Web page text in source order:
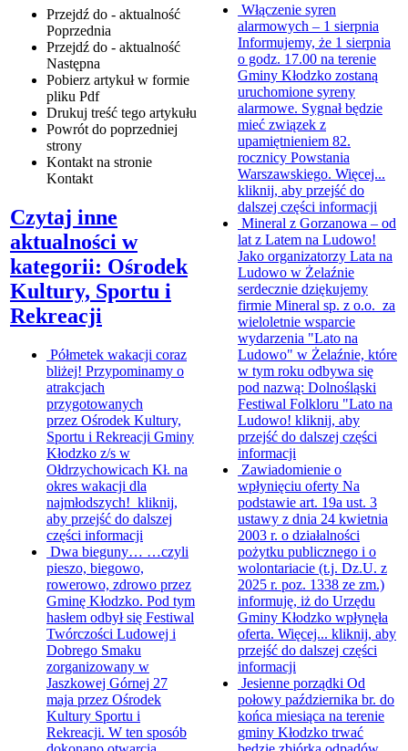
Przejdź do - aktualność
Poprzednia
Przejdź do - aktualność
Następna
Pobierz artykuł w formie
pliku Pdf
Drukuj treść tego artykułu
Powrót do poprzedniej
strony
Kontakt na stronie
Kontakt
Czytaj inne
aktualności w
kategorii: Ośrodek
Kultury, Sportu i
Rekreacji
Półmetek wakacji coraz
bliżej! Przypominamy o
atrakcjach
przygotowanych
przez Ośrodek Kultury,
Sportu i Rekreacji Gminy
Kłodzko z/s w
Ołdrzychowicach Kł. na
okres wakacji dla
najmłodszych! kliknij,
aby przejść do dalszej
części informacji
Dwa bieguny… …czyli
pieszo, biegowo,
rowerowo, zdrowo przez
Gminę Kłodzko. Pod tym
hasłem odbył się Festiwal
Twórczości Ludowej i
Dobrego Smaku
zorganizowany w
Jaszkowej Górnej 27
maja przez Ośrodek
Kultury Sportu i
Rekreacji. W ten sposób
Włączenie syren
alarmowych – 1 sierpnia
Informujemy, że 1 sierpnia
o godz. 17.00 na terenie
Gminy Kłodzko zostaną
uruchomione syreny
alarmowe. Sygnał będzie
mieć związek z
upamiętnieniem 82.
rocznicy Powstania
Warszawskiego. Więcej...
kliknij, aby przejść do
dalszej części informacji
Mineral z Gorzanowa – od
lat z Latem na Ludowo!
Jako organizatorzy Lata na
Ludowo w Żelaźnie
serdecznie dziękujemy
firmie Mineral sp. z o.o. za
wieloletnie wsparcie
wydarzenia "Lato na
Ludowo" w Żelaźnie, które
w tym roku odbywa się
pod nazwą: Dolnośląski
Festiwal Folkloru "Lato na
Ludowo! kliknij, aby
przejść do dalszej części
informacji
Zawiadomienie o
wpłynięciu oferty Na
podstawie art. 19a ust. 3
ustawy z dnia 24 kwietnia
2003 r. o działalności
pożytku publicznego i o
wolontariacie (t.j. Dz.U. z
2025 r. poz. 1338 ze zm.)
informuję, iż do Urzędu
Gminy Kłodzko wpłynęła
oferta. Więcej... kliknij, aby
przejść do dalszej części
informacji
Jesienne porządki Od
połowy października br. do
końca miesiąca na terenie
gminy Kłodzko trwać